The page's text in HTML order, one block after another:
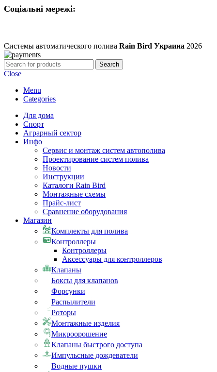
Соціальні мережі:
Системы автоматического полива Rain Bird Украина 2026
Search
Close
Menu
Categories
Для дома
Спорт
Аграрный сектор
Инфо
Сервис и монтаж систем автополива
Проектирование систем полива
Новости
Инструкции
Каталоги Rain Bird
Монтажные схемы
Прайс-лист
Сравнение оборудования
Магазин
Комплекты для полива
Контроллеры
Контроллеры
Аксессуары для контроллеров
Клапаны
Боксы для клапанов
Форсунки
Распылители
Роторы
Монтажные изделия
Микроорошение
Клапаны быстрого доступа
Импульсные дождеватели
Водные пушки